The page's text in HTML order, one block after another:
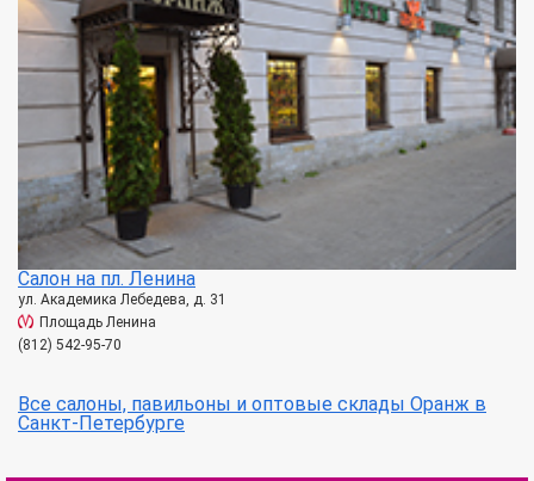
Салон на пл. Ленина
ул. Академика Лебедева, д. 31
Площадь Ленина
(812) 542-95-70
Все салоны, павильоны и оптовые склады Оранж в
Санкт-Петербурге